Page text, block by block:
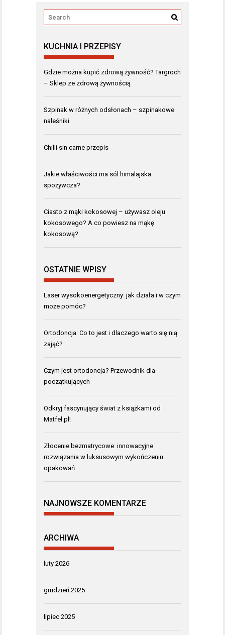
KUCHNIA I PRZEPISY
Gdzie można kupić zdrową żywność? Targroch
– Sklep ze zdrową żywnością
Szpinak w różnych odsłonach – szpinakowe
naleśniki
Chilli sin carne przepis
Jakie właściwości ma sól himalajska
spożywcza?
Ciasto z mąki kokosowej – używasz oleju
kokosowego? A co powiesz na mąkę
kokosową?
OSTATNIE WPISY
Laser wysokoenergetyczny: jak działa i w czym
może pomóc?
Ortodoncja: Co to jest i dlaczego warto się nią
zająć?
Czym jest ortodoncja? Przewodnik dla
początkujących
Odkryj fascynujący świat z książkami od
Matfel.pl!
Złocenie bezmatrycowe: innowacyjne
rozwiązania w luksusowym wykończeniu
opakowań
NAJNOWSZE KOMENTARZE
ARCHIWA
luty 2026
grudzień 2025
lipiec 2025